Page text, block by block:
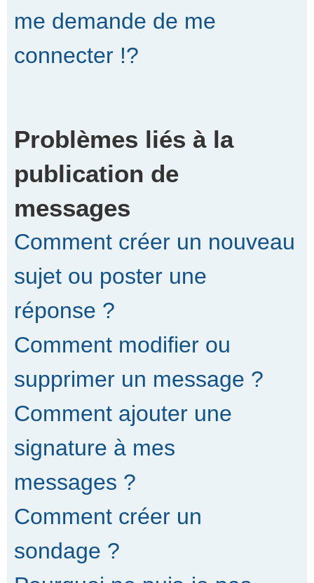
me demande de me
connecter !?
Problèmes liés à la
publication de
messages
Comment créer un nouveau
sujet ou poster une
réponse ?
Comment modifier ou
supprimer un message ?
Comment ajouter une
signature à mes
messages ?
Comment créer un
sondage ?